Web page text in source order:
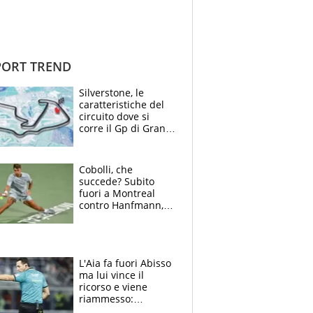
TREND
Silverstone, le
caratteristiche del
circuito dove si
corre il Gp di Gran
Cobolli, che
succede? Subito
fuori a Montreal
contro Hanfmann,
L'Aia fa fuori Abisso
ma lui vince il
ricorso e viene
riammesso: